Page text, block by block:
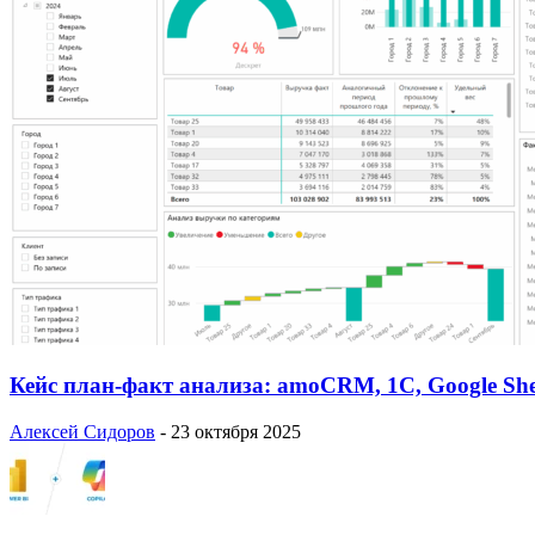
Кейс план-факт анализа: amoCRM, 1C, Google
Алексей Сидоров - 23 октября 2025